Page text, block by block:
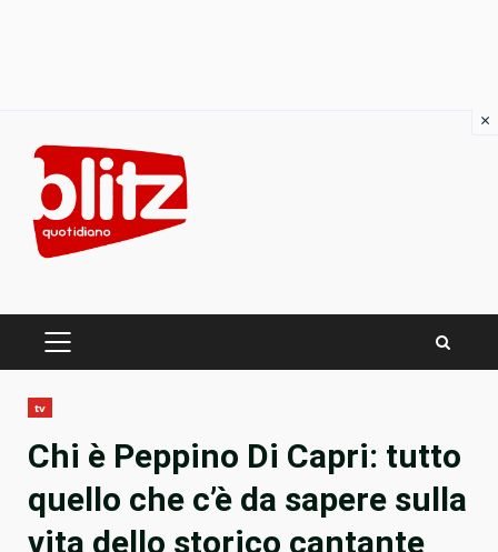
content
PRIMARY
tv
Chi è Peppino Di Capri: tutto
quello che c’è da sapere sulla
vita dello storico cantante
×